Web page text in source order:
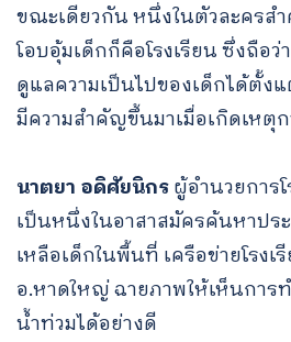
ขณะเดียวกัน หนึ่งในตัวละครส
โอบอุ้มเด็กก็คือโรงเรียน ซึ่งถือว่
ดูแลความเป็นไปของเด็กได้ตั้ง
มีความสำคัญขึ้นมาเมื่อเกิดเห
นาตยา อดิศัยนิกรผู้อำนวยการ
เป็นหนึ่งในอาสาสมัครค้นหาปร
เหลือเด็กในพื้นที่ เครือข่ายโรง
อ.หาดใหญ่ ฉายภาพให้เห็นการ
น้ำท่วมได้อย่างดี